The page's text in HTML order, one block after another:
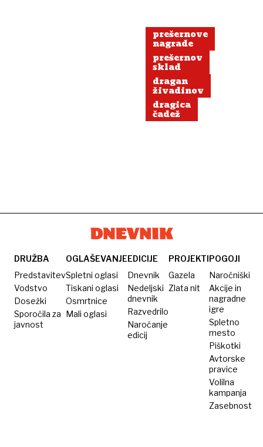
prešernove
nagrade
prešernov
sklad
dragan
živadinov
dragica
čadež
DRUŽBA
Predstavitev
Vodstvo
Dosežki
Sporočila za
javnost
OGLAŠEVANJE
Spletni oglasi
Tiskani oglasi
Osmrtnice
Mali oglasi
EDICIJE
Dnevnik
Nedeljski
dnevnik
Razvedrilo
Naročanje
edicij
PROJEKTI
Gazela
Zlata nit
POGOJI
Naročniški
Akcije in
nagradne
igre
Spletno
mesto
Piškotki
Avtorske
pravice
Volilna
kampanja
Zasebnost